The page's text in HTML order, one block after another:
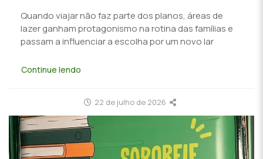
Quando viajar não faz parte dos planos, áreas de
lazer ganham protagonismo na rotina das famílias e
passam a influenciar a escolha por um novo lar
Continue lendo
22 de julho de 2026